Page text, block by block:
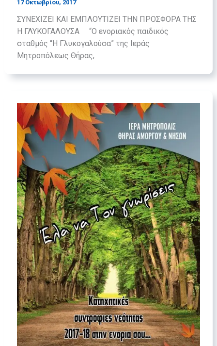
17 Οκτωβρίου, 2017
ΣΥΝΕΧΙΖΕΙ ΚΑΙ ΕΜΠΛΟΥΤΙΖΕΙ ΤΗΝ ΠΡΟΣΦΟΡΑ ΤΗΣ
Η ΓΛΥΚΟΓΑΛΟΥΣΑ “Ο ενοριακός παιδικός
σταθμός “Η Γλυκογαλούσα” της Ιεράς
Μητροπόλεως Θήρας,